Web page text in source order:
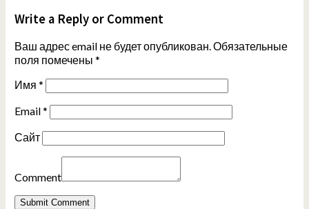
Write a Reply or Comment
Ваш адрес email не будет опубликован.Обязательные
поля помечены *
Имя *
Email*
Сайт
Comment